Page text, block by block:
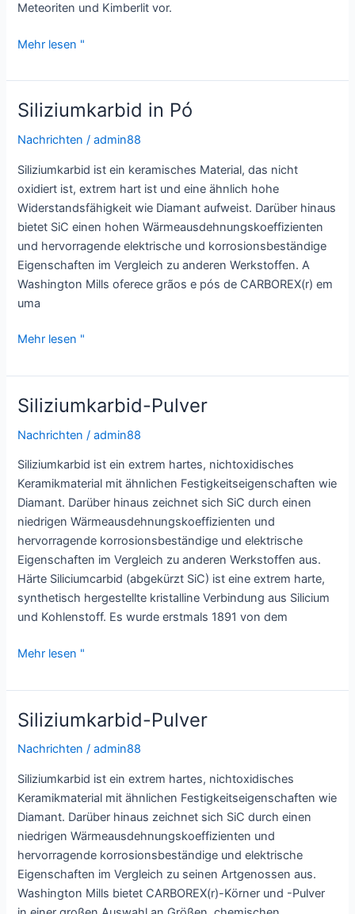
Meteoriten und Kimberlit vor.
Siliziumkarbid:
Wendepunkt
für
Halbleiterbauelemente
Mehr lesen "
Siliziumkarbid in Pó
Nachrichten /admin88
Siliziumkarbid ist ein keramisches Material, das nicht
oxidiert ist, extrem hart ist und eine ähnlich hohe
Widerstandsfähigkeit wie Diamant aufweist. Darüber hinaus
bietet SiC einen hohen Wärmeausdehnungskoeffizienten
und hervorragende elektrische und korrosionsbeständige
Eigenschaften im Vergleich zu anderen Werkstoffen. A
Washington Mills oferece grãos e pós de CARBOREX(r) em
uma
Siliziumkarbid
Pó
Mehr lesen "
Siliziumkarbid-Pulver
Nachrichten /admin88
Siliziumkarbid ist ein extrem hartes, nichtoxidisches
Keramikmaterial mit ähnlichen Festigkeitseigenschaften wie
Diamant. Darüber hinaus zeichnet sich SiC durch einen
niedrigen Wärmeausdehnungskoeffizienten und
hervorragende korrosionsbeständige und elektrische
Eigenschaften im Vergleich zu anderen Werkstoffen aus.
Härte Siliciumcarbid (abgekürzt SiC) ist eine extrem harte,
synthetisch hergestellte kristalline Verbindung aus Silicium
und Kohlenstoff. Es wurde erstmals 1891 von dem
Siliziumkarbid-
Mehr lesen "
Siliziumkarbid-Pulver
Nachrichten /admin88
Siliziumkarbid ist ein extrem hartes, nichtoxidisches
Keramikmaterial mit ähnlichen Festigkeitseigenschaften wie
Diamant. Darüber hinaus zeichnet sich SiC durch einen
niedrigen Wärmeausdehnungskoeffizienten und
hervorragende korrosionsbeständige und elektrische
Eigenschaften im Vergleich zu seinen Artgenossen aus.
Washington Mills bietet CARBOREX(r)-Körner und -Pulver